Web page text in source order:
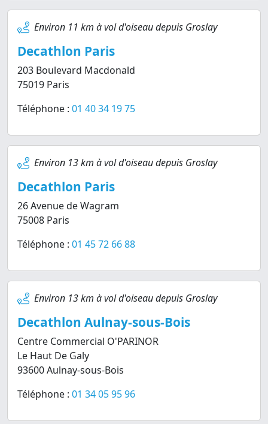
Environ 11 km à vol d'oiseau depuis Groslay
Decathlon Paris
203 Boulevard Macdonald
75019 Paris
Téléphone : 01 40 34 19 75
Environ 13 km à vol d'oiseau depuis Groslay
Decathlon Paris
26 Avenue de Wagram
75008 Paris
Téléphone : 01 45 72 66 88
Environ 13 km à vol d'oiseau depuis Groslay
Decathlon Aulnay-sous-Bois
Centre Commercial O'PARINOR
Le Haut De Galy
93600 Aulnay-sous-Bois
Téléphone : 01 34 05 95 96